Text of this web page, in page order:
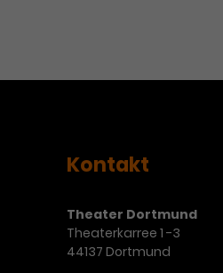
Kontakt
Theater Dortmund
Theaterkarree 1 -3
44137 Dortmund